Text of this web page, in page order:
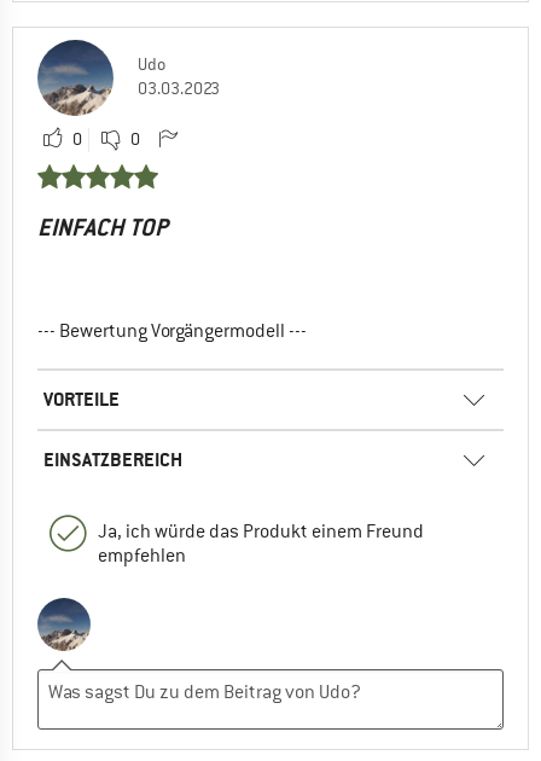
Udo
03.03.2023
0 0
EINFACH TOP
--- Bewertung Vorgängermodell ---
VORTEILE
EINSATZBEREICH
Ja, ich würde das Produkt einem Freund
empfehlen